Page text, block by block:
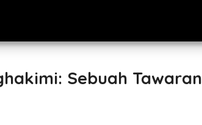
Sebuah Tawaran